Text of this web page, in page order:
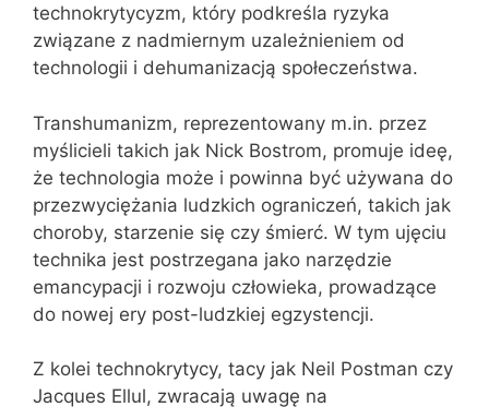
technokrytycyzm, który podkreśla ryzyka
związane z nadmiernym uzależnieniem od
technologii i dehumanizacją społeczeństwa.
Transhumanizm, reprezentowany m.in. przez
myślicieli takich jak Nick Bostrom, promuje ideę,
że technologia może i powinna być używana do
przezwyciężania ludzkich ograniczeń, takich jak
choroby, starzenie się czy śmierć. W tym ujęciu
technika jest postrzegana jako narzędzie
emancypacji i rozwoju człowieka, prowadzące
do nowej ery post-ludzkiej egzystencji.
Z kolei technokrytycy, tacy jak Neil Postman czy
Jacques Ellul, zwracają uwagę na